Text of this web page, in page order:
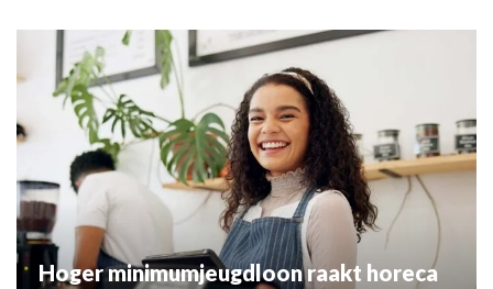
Hoger minimumjeugdloon raakt horeca